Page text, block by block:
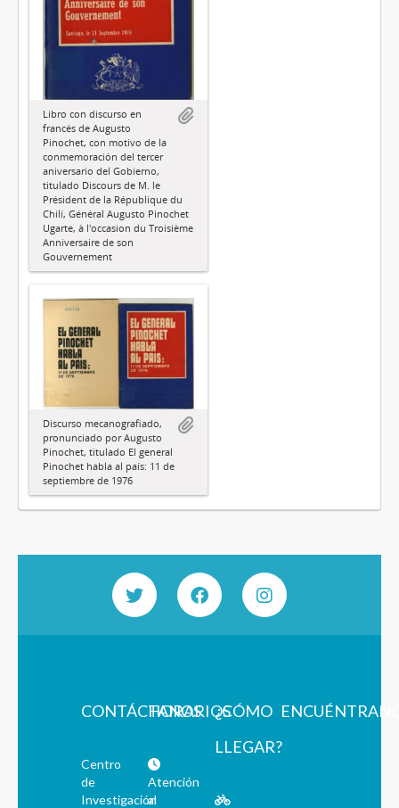
Libro con discurso en
francés de Augusto
Pinochet, con motivo de la
conmemoración del tercer
aniversario del Gobierno,
titulado Discours de M. le
Président de la République du
Chilí, Général Augusto Pinochet
Ugarte, à l'occasion du Troisième
Anniversaire de son
Gouvernement
Discurso mecanografiado,
pronunciado por Augusto
Pinochet, titulado El general
Pinochet habla al país: 11 de
septiembre de 1976
CONTÁCTANOS
Centro
de
Investigación
HORARIOS
Atención
al
¿CÓMO
LLEGAR?